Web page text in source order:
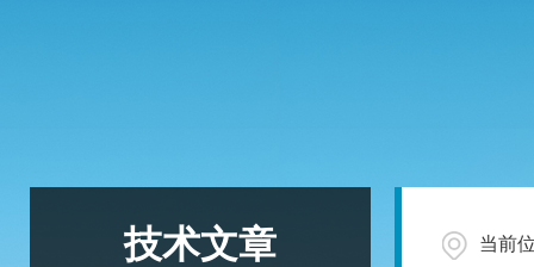
技术文章 当前